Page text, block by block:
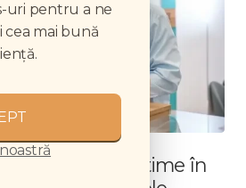
part-time în
uri pentru a ne
cea mai bună